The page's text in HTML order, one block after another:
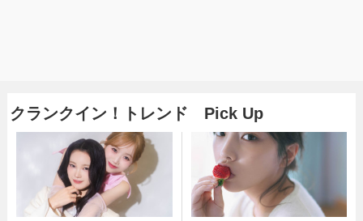
クランクイン！トレンド Pick Up